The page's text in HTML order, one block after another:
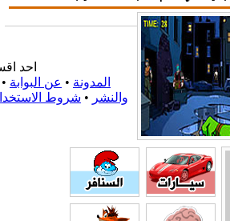
احد
المدونة • عن البوابة •
والنشر • شروط